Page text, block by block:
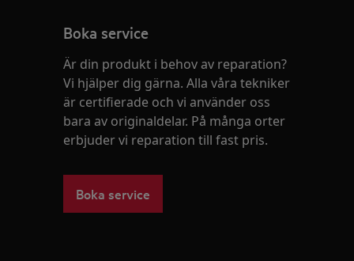
Boka service
Är din produkt i behov av reparation?
Vi hjälper dig gärna. Alla våra tekniker
är certifierade och vi använder oss
bara av originaldelar. På många orter
erbjuder vi reparation till fast pris.
Boka service